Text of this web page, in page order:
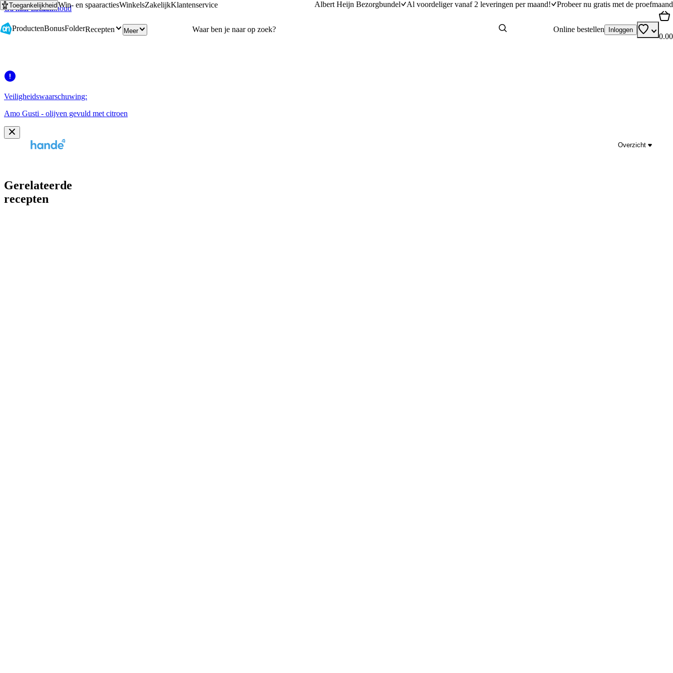
Ga naar hoofdinhoud
Ga naar zoeken
ToegankelijkheidWin- en spaaractiesWinkelsZakelijkKlantenservice Albert Heijn Bezorgbundel Al voordeliger vanaf 2 leveringen per maand! Probeer nu gratis met de proefmaand
ProductenBonusFolderRecepten Meer Online bestellen Inloggen
0.00
Veiligheidswaarschuwing:
Amo Gusti - olijven gevuld met citroen
Overzicht
Gerelateerde
recepten